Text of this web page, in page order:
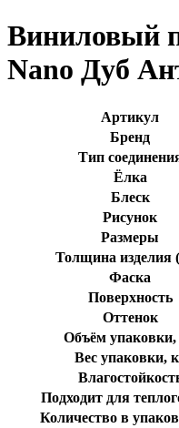
Виниловый
Nano Дуб
Артикул
Бренд
Тип
Ёлка
Блеск
Рисунок
Размеры
Толщина изделия
Фаска
Поверхность
Оттенок
Объём
Вес упаковки,
Подходит для
Количество в